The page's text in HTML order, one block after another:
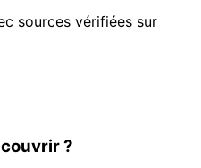
sources vérifiées sur
?